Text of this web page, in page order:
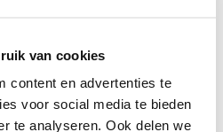
van cookies
content en advertenties te
voor social media te bieden
te analyseren. Ook delen we